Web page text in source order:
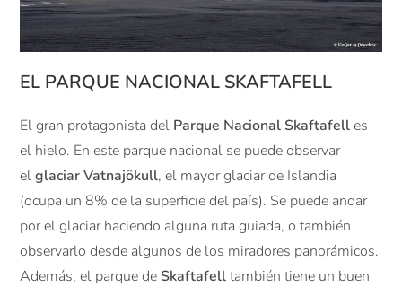
EL PARQUE NACIONAL SKAFTAFELL
El gran protagonista del Parque Nacional Skaftafelles
el hielo. En este parque nacional se puede observar
elglaciar Vatnajökull, el mayor glaciar de Islandia
(ocupa un 8% de la superficie del país). Se puede andar
por el glaciar haciendo alguna ruta guiada, o también
observarlo desde algunos de los miradores panorámicos.
Además, el parque de Skaftafelltambién tiene un buen